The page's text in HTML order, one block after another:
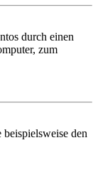
durch einen
zum
den